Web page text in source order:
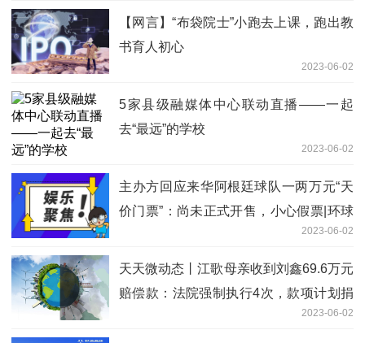
【网言】“布袋院士”小跑去上课，跑出教
书育人初心
2023-06-02
5家县级融媒体中心联动直播——一起
去“最远”的学校
2023-06-02
主办方回应来华阿根廷球队一两万元“天
价门票”：尚未正式开售，小心假票|环球
2023-06-02
天天微动态丨江歌母亲收到刘鑫69.6万元
赔偿款：法院强制执行4次，款项计划捐
2023-06-02